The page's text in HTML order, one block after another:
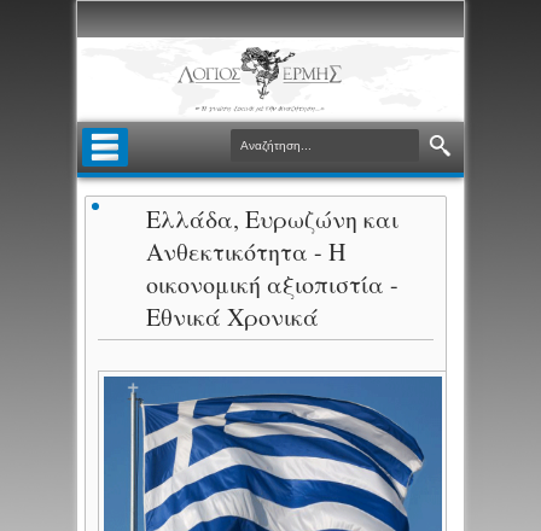
Ελλάδα, Ευρωζώνη και
Ανθεκτικότητα - Η
οικονομική αξιοπιστία -
Εθνικά Χρονικά